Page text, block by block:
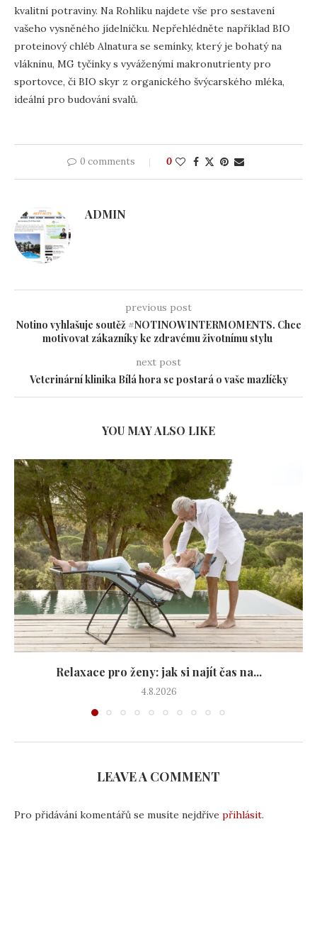
kvalitní potraviny. Na Rohlíku najdete vše pro sestavení
vašeho vysněného jídelníčku. Nepřehlédněte například BIO
proteinový chléb Alnatura se semínky, který je bohatý na
vlákninu, MG tyčinky s vyváženými makronutrienty pro
sportovce, či BIO skyr z organického švýcarského mléka,
ideální pro budování svalů.
0 comments 0
ADMIN
previous post
Notino vyhlašuje soutěž #NOTINOWINTERMOMENTS. Chce
motivovat zákazníky ke zdravému životnímu stylu
next post
Veterinární klinika Bílá hora se postará o vaše mazlíčky
YOU MAY ALSO LIKE
Relaxace pro ženy: jak si najít čas na...
4.8.2026
LEAVE A COMMENT
Pro přidávání komentářů se musíte nejdříve přihlásit.